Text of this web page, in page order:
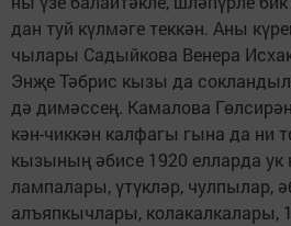
дан туй күл­мә­ге тек­кән. Аны
чыла­ры Са­дый­ко­ва Ве­не­ра
Эн­җе Тәб­рис кы­зы да
дә ди­мәс­сең. Ка­ма­ло­ва
кән-чик­кән кал­фа­гы гы­на да ни
кы­зы­ның әби­се 1920 ел­лар­да ук
лам­па­ла­ры, үтүк­ләр, чул­пы­лар,
алъ­яп­кыч­ла­ры, ко­ла­кал­ка­ла­ры,